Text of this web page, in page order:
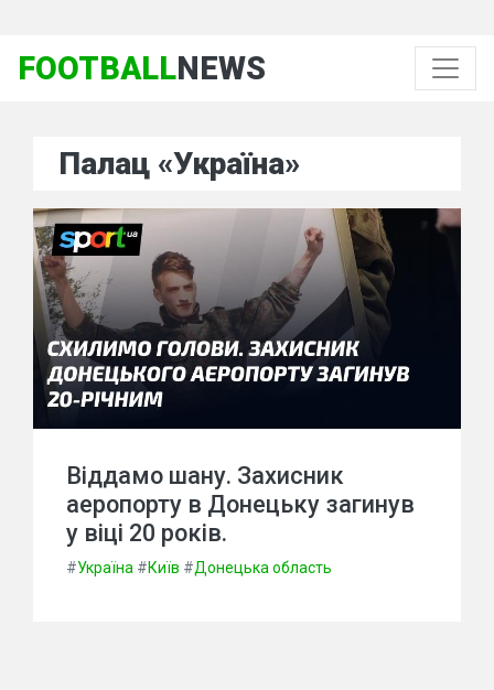
FOOTBALLNEWS
Палац «Україна»
Віддамо шану. Захисник
аеропорту в Донецьку загинув
у віці 20 років.
#Україна #Київ #Донецька область